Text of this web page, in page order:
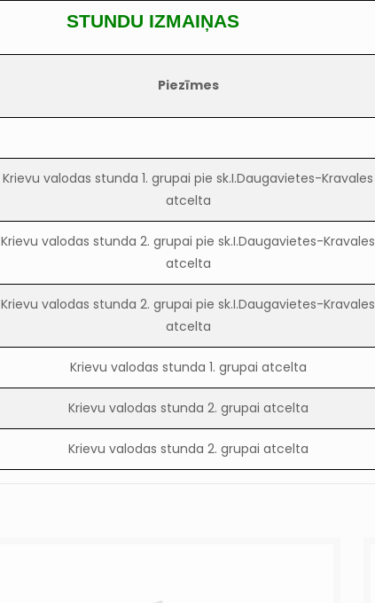
STUNDU IZMAIŅAS
Piezīmes
Krievu valodas stunda 1. grupai pie sk.I.Daugavietes-Kravales
atcelta
Krievu valodas stunda 2. grupai pie sk.I.Daugavietes-Kravales
atcelta
Krievu valodas stunda 2. grupai pie sk.I.Daugavietes-Kravales
atcelta
Krievu valodas stunda 1. grupai atcelta
Krievu valodas stunda 2. grupai atcelta
Krievu valodas stunda 2. grupai atcelta